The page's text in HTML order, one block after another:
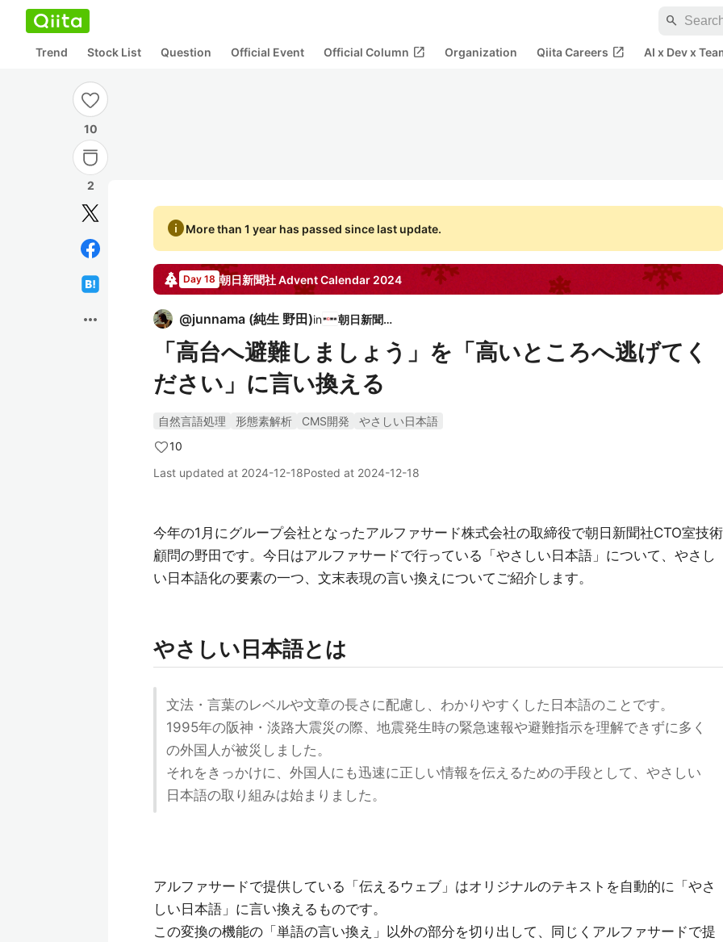
search
Trend Stock List Question Official Event Official Column open_in_new Organization Qiita Careers open_in_new AI x Dev x
10
2
more_horiz
infoMore than 1 year has passed since last update.
Day 18 朝日新聞社Advent Calendar 2024
@junnama (純生 野田)in 朝日新聞社
「高台へ避難しましょう」を「高いところへ逃げてく
ださい」に言い換える
自然言語処理 形態素解析 CMS開発
やさしい日本語
10
Last updated at 2024-12-18Posted at 2024-12-18
今年の1月にグループ会社となったアルファサード株式会社の取締役で朝日新聞社CTO室技術
顧問の野田です。今日はアルファサードで行っている「やさしい日本語」について、やさし
い日本語化の要素の一つ、文末表現の言い換えについてご紹介します。
やさしい日本語とは
文法・言葉のレベルや文章の長さに配慮し、わかりやすくした日本語のことです。
1995年の阪神・淡路大震災の際、地震発生時の緊急速報や避難指示を理解できずに多く
の外国人が被災しました。
それをきっかけに、外国人にも迅速に正しい情報を伝えるための手段として、やさしい
日本語の取り組みは始まりました。
アルファサードで提供している「伝えるウェブ」はオリジナルのテキストを自動的に「やさ
しい日本語」に言い換えるものです。
この変換の機能の「単語の言い換え」以外の部分を切り出して、同じくアルファサードで提